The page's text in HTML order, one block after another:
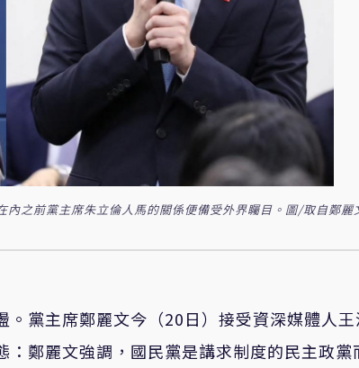
之前黨主席朱立倫人馬的關係便備受外界矚目。圖/取自鄭麗
黨主席鄭麗文今（20日）接受資深媒體人王
鄭麗文強調，國民黨是講求制度的民主政黨